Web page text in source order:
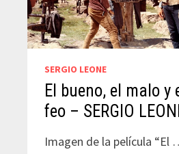
SERGIO LEONE
El bueno, el malo y
feo – SERGIO
Imagen de la película “El